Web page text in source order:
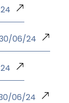
30/06/24
06/24